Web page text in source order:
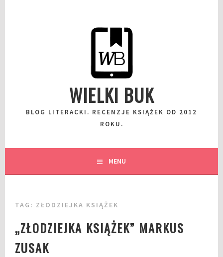
WIELKI BUK
BLOG LITERACKI. RECENZJE KSIĄŻEK OD 2012
ROKU.
MENU
TAG: ZŁODZIEJKA KSIĄŻEK
„ZŁODZIEJKA KSIĄŻEK” MARKUS
ZUSAK